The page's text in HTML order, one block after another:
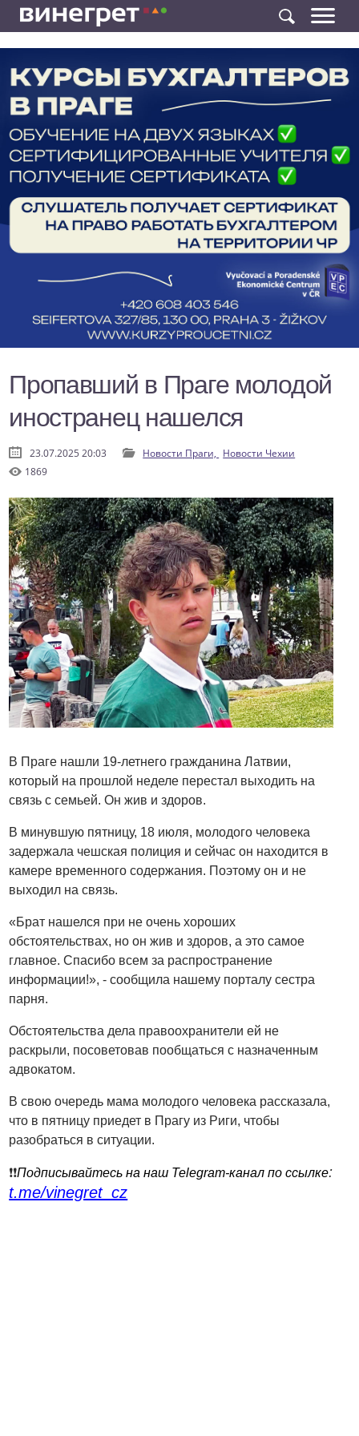
Пропавший в Праге молодой
иностранец нашелся
23.07.2025 20:03 Новости Праги, Новости Чехии
1869
В Праге нашли 19-летнего гражданина Латвии,
который на прошлой неделе перестал выходить на
связь с семьей. Он жив и здоров.
В минувшую пятницу, 18 июля, молодого человека
задержала чешская полиция и сейчас он находится в
камере временного содержания. Поэтому он и не
выходил на связь.
«Брат нашелся при не очень хороших
обстоятельствах, но он жив и здоров, а это самое
главное. Спасибо всем за распространение
информации!», - сообщила нашему порталу сестра
парня.
Обстоятельства дела правоохранители ей не
раскрыли, посоветовав пообщаться с назначенным
адвокатом.
В свою очередь мама молодого человека рассказала,
что в пятницу приедет в Прагу из Риги, чтобы
разобраться в ситуации.
❗️❗️Подписывайтесь на наш Telegram-канал по ссылке:
t.me/vinegret_cz